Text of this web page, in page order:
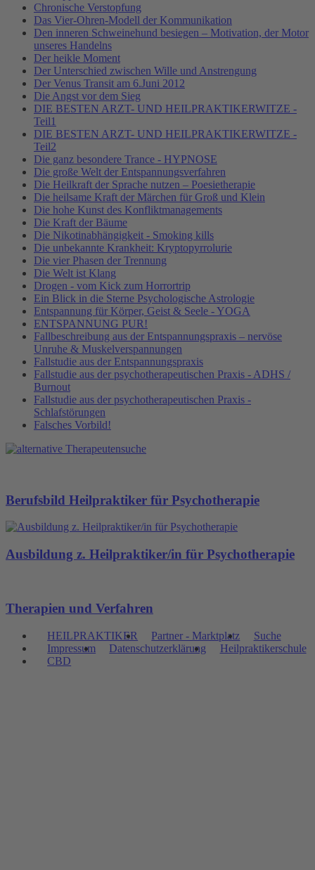
Chronische Verstopfung
Das Vier-Ohren-Modell der Kommunikation
Den inneren Schweinehund besiegen – Motivation, der Motor
unseres Handelns
Der heikle Moment
Der Unterschied zwischen Wille und Anstrengung
Der Venus Transit am 6.Juni 2012
Die Angst vor dem Sieg
DIE BESTEN ARZT- UND HEILPRAKTIKERWITZE -
Teil1
DIE BESTEN ARZT- UND HEILPRAKTIKERWITZE -
Teil2
Die ganz besondere Trance - HYPNOSE
Die große Welt der Entspannungsverfahren
Die Heilkraft der Sprache nutzen – Poesietherapie
Die heilsame Kraft der Märchen für Groß und Klein
Die hohe Kunst des Konfliktmanagements
Die Kraft der Bäume
Die Nikotinabhängigkeit - Smoking kills
Die unbekannte Krankheit: Kryptopyrrolurie
Die vier Phasen der Trennung
Die Welt ist Klang
Drogen - vom Kick zum Horrortrip
Ein Blick in die Sterne Psychologische Astrologie
Entspannung für Körper, Geist & Seele - YOGA
ENTSPANNUNG PUR!
Fallbeschreibung aus der Entspannungspraxis – nervöse
Unruhe & Muskelverspannungen
Fallstudie aus der Entspannungspraxis
Fallstudie aus der psychotherapeutischen Praxis - ADHS /
Burnout
Fallstudie aus der psychotherapeutischen Praxis -
Schlafstörungen
Falsches Vorbild!
Berufsbild Heilpraktiker für Psychotherapie
Ausbildung z. Heilpraktiker/in für Psychotherapie
Therapien und Verfahren
HEILPRAKTIKER Partner - Marktplatz
Suche
Impressum
Datenschutzerklärung
Heilpraktikerschule
CBD